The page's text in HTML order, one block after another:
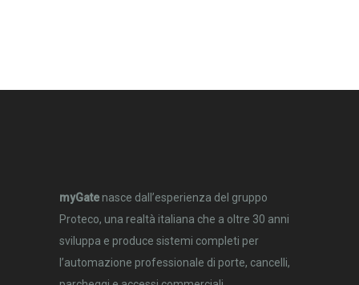
myGate nasce dall’esperienza del gruppo
Proteco, una realtà italiana che a oltre 30 anni
sviluppa e produce sistemi completi per
l’automazione professionale di porte, cancelli,